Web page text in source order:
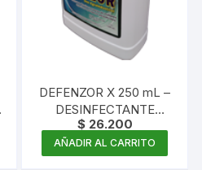
DEFENZOR X 250 mL –
DESINFECTANTE
FUNGICIDA
MONOBÁSICO
CONCENTRADO
$26.200
AÑADIR AL CARRITO